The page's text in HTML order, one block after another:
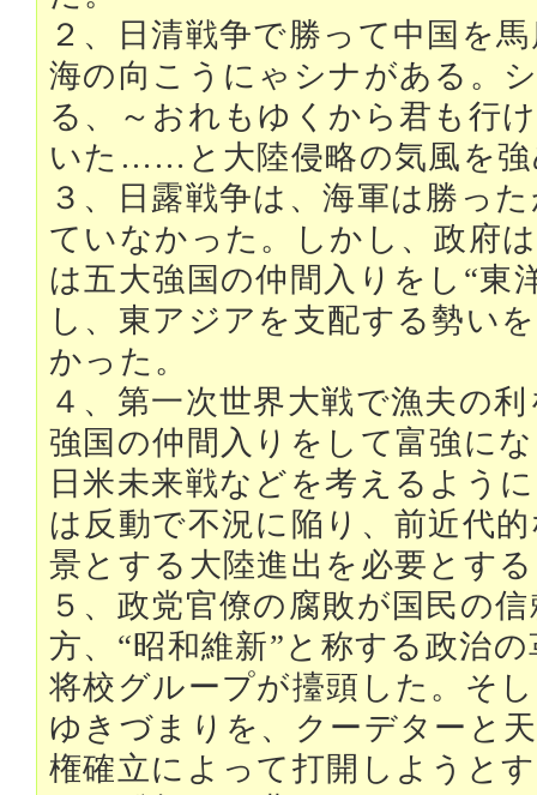
２、日清戦争で勝って中国を
海の向こうにゃシナがある。
る、～おれもゆくから君も行
いた……と大陸侵略の気風を強
３、日露戦争は、海軍は勝っ
ていなかった。しかし、政府
は五大強国の仲間入りをし“東
し、東アジアを支配する勢い
かった。
４、第一次世界大戦で漁夫の
強国の仲間入りをして富強に
日米未来戦などを考えるよう
は反動で不況に陥り、前近代
景とする大陸進出を必要とす
５、政党官僚の腐敗が国民の
方、“昭和維新”と称する政治
将校グループが擡頭した。そ
ゆきづまりを、クーデターと
権確立によって打開しようと